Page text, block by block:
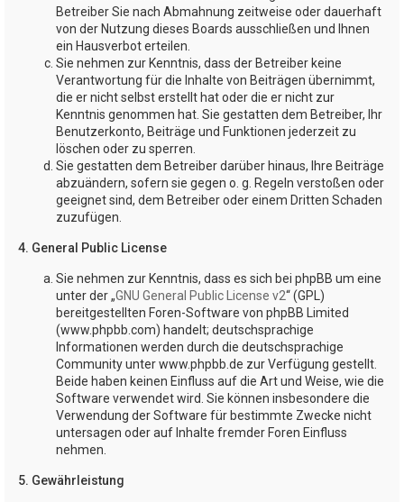
Betreiber Sie nach Abmahnung zeitweise oder dauerhaft
von der Nutzung dieses Boards ausschließen und Ihnen
ein Hausverbot erteilen.
Sie nehmen zur Kenntnis, dass der Betreiber keine
Verantwortung für die Inhalte von Beiträgen übernimmt,
die er nicht selbst erstellt hat oder die er nicht zur
Kenntnis genommen hat. Sie gestatten dem Betreiber, Ihr
Benutzerkonto, Beiträge und Funktionen jederzeit zu
löschen oder zu sperren.
Sie gestatten dem Betreiber darüber hinaus, Ihre Beiträge
abzuändern, sofern sie gegen o. g. Regeln verstoßen oder
geeignet sind, dem Betreiber oder einem Dritten Schaden
zuzufügen.
4. General Public License
Sie nehmen zur Kenntnis, dass es sich bei phpBB um eine
unter der „GNU General Public License v2“ (GPL)
bereitgestellten Foren-Software von phpBB Limited
(www.phpbb.com) handelt; deutschsprachige
Informationen werden durch die deutschsprachige
Community unter www.phpbb.de zur Verfügung gestellt.
Beide haben keinen Einfluss auf die Art und Weise, wie die
Software verwendet wird. Sie können insbesondere die
Verwendung der Software für bestimmte Zwecke nicht
untersagen oder auf Inhalte fremder Foren Einfluss
nehmen.
5. Gewährleistung